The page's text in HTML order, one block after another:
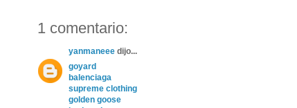
1 comentario:
yanmaneee dijo...
goyard
balenciaga
supreme clothing
golden goose